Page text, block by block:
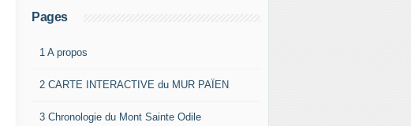
Pages
1 A propos
2 CARTE INTERACTIVE du MUR PAÏEN
3 Chronologie du Mont Sainte Odile